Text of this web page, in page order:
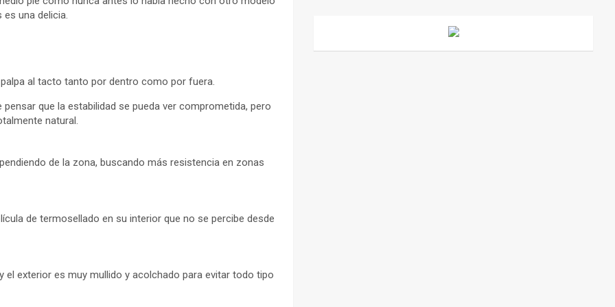
una delicia.
al tacto tanto por dentro como por fuera.
que la estabilidad se pueda ver comprometida, pero
natural.
de la zona, buscando más resistencia en zonas
de termosellado en su interior que no se percibe desde
el exterior es muy mullido y acolchado para evitar todo tipo